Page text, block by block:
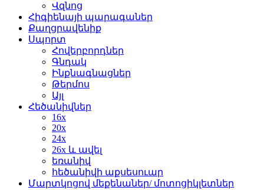
Վզնոց
Հիգիենայի պարագաներ
Քաղցրավենիք
Սպորտ
Հովերբորդներ
Գնդակ
Ինքնագնացներ
Թերմոս
Այլ
Հեծանիվներ
16x
20x
24x
26x և ավել
եռանիվ
հեծանիվի աքսեսուար
Մարտկոցով մեքենաներ/ մոտոցիկլետներ